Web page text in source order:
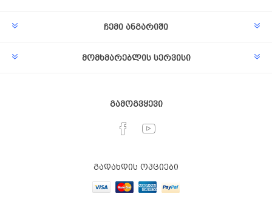
ჩემი ანგარიში
მომხმარებლის სერვისი
გამოგვყევი
გადახდის ოპციები